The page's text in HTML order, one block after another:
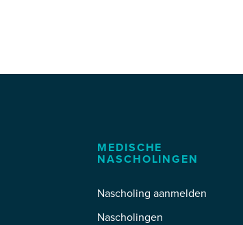
MEDISCHE
NASCHOLINGEN
Nascholing aanmelden
Nascholingen